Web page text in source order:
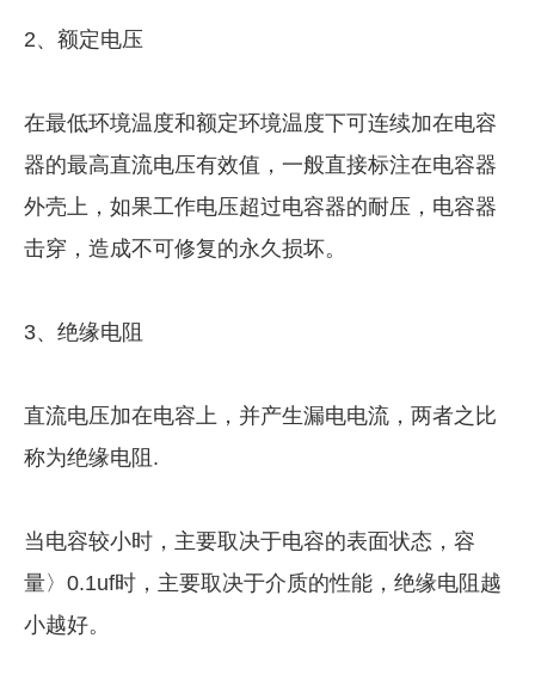
2、额定电压
在最低环境温度和额定环境温度下可连续加在电容
器的最高直流电压有效值，一般直接标注在电容器
外壳上，如果工作电压超过电容器的耐压，电容器
击穿，造成不可修复的永久损坏。
3、绝缘电阻
直流电压加在电容上，并产生漏电电流，两者之比
称为绝缘电阻.
当电容较小时，主要取决于电容的表面状态，容
量〉0.1uf时，主要取决于介质的性能，绝缘电阻越
小越好。